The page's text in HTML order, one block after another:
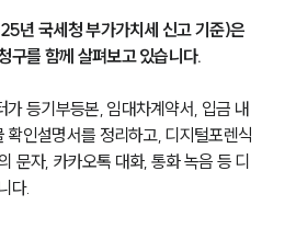
년 국세청 부가가치세 신고 기준)은
구를 함께 살펴보고 있습니다.
가 등기부등본, 임대차계약서, 입금 내
확인설명서를 정리하고, 디지털포렌식
문자, 카카오톡 대화, 통화 녹음 등 디
다.